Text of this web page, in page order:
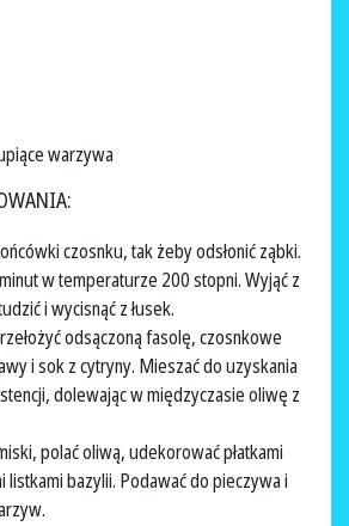
warzywa
czosnku, tak żeby odsłonić ząbki.
w temperaturze 200 stopni. Wyjąć z
i wycisnąć z łusek.
odsączoną fasolę, czosnkowe
i sok z cytryny. Mieszać do uzyskania
dolewając w międzyczasie oliwę z
polać oliwą, udekorować płatkami
listkami bazylii. Podawać do pieczywa i